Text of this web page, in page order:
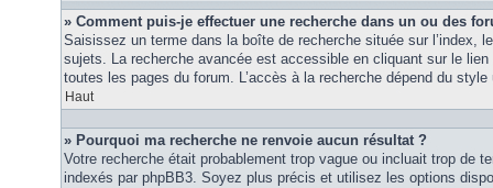
» Comment puis-je effectuer une recherche dans un ou des
Saisissez un terme dans la boîte de recherche située sur l’index,
sujets. La recherche avancée est accessible en cliquant sur le
toutes les pages du forum. L’accès à la recherche dépend du style
Haut
» Pourquoi ma recherche ne renvoie aucun résultat ?
Votre recherche était probablement trop vague ou incluait trop de
indexés par phpBB3. Soyez plus précis et utilisez les options